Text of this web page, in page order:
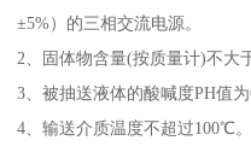
±5%）的三相交流电源。
2、固体物含量(按质量计)不大
3、被抽送液体的酸喊度PH值为
4、输送介质温度不超过100℃。